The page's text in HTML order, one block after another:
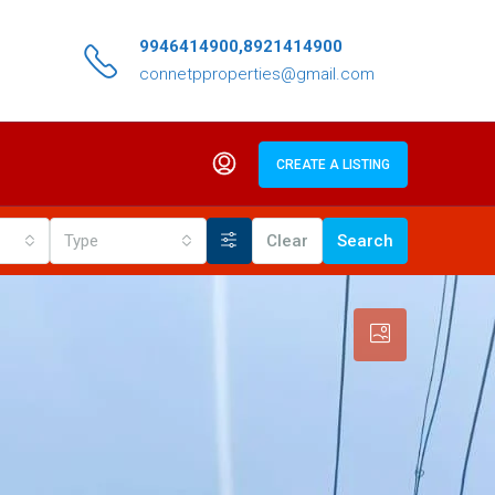
9946414900,8921414900
connetpproperties@gmail.com
CREATE A LISTING
Type Clear Search